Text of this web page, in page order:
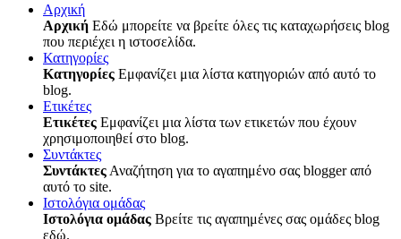
Αρχική
Αρχική Εδώ μπορείτε να βρείτε όλες τις καταχωρήσεις blog
που περιέχει η ιστοσελίδα.
Κατηγορίες
Κατηγορίες Εμφανίζει μια λίστα κατηγοριών από αυτό το
blog.
Ετικέτες
Ετικέτες Εμφανίζει μια λίστα των ετικετών που έχουν
χρησιμοποιηθεί στο blog.
Συντάκτες
Συντάκτες Αναζήτηση για το αγαπημένο σας blogger από
αυτό το site.
Ιστολόγια ομάδας
Ιστολόγια ομάδας Βρείτε τις αγαπημένες σας ομάδες blog
εδώ.